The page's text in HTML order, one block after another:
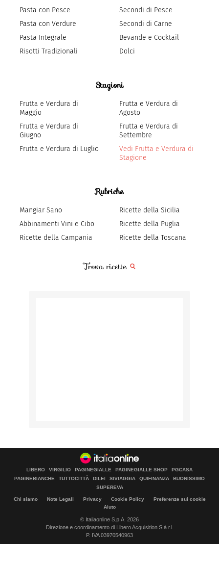
Pasta con Pesce
Pasta con Verdure
Pasta Integrale
Risotti Tradizionali
Secondi di Pesce
Secondi di Carne
Bevande e Cocktail
Dolci
Stagioni
Frutta e Verdura di
Maggio
Frutta e Verdura di
Giugno
Frutta e Verdura di Luglio
Frutta e Verdura di
Agosto
Frutta e Verdura di
Settembre
Vedi Frutta e Verdura di
Stagione
Rubriche
Mangiar Sano
Abbinamenti Vini e Cibo
Ricette della Campania
Ricette della Sicilia
Ricette della Puglia
Ricette della Toscana
Trova ricette
LIBERO VIRGILIO PAGINEGIALLE PAGINEGIALLE SHOP
PGCASA
PAGINEBIANCHE
TUTTOCITTÀ DILEI SIVIAGGIA QUIFINANZA
BUONISSIMO
SUPEREVA
Chi siamo Note Legali Privacy Cookie Policy
Preferenze sui cookie
Aiuto
© Italiaonline S.p.A. 2026
Direzione e coordinamento di Libero Acquisition S.á r.l.
P. IVA 03970540963